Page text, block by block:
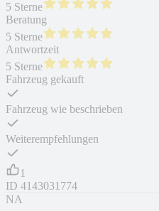
5 Sterne
Beratung
5 Sterne
Antwortzeit
5 Sterne
Fahrzeug gekauft
Fahrzeug wie beschrieben
Weiterempfehlungen
1
ID 4143031774
NA